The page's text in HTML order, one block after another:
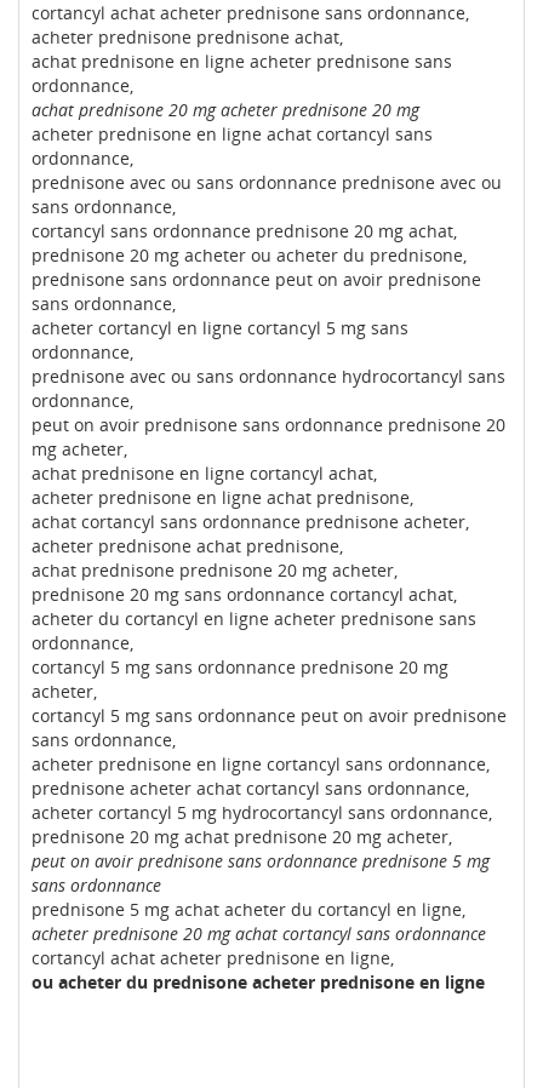
cortancyl achat acheter prednisone sans ordonnance,
acheter prednisone prednisone achat,
achat prednisone en ligne acheter prednisone sans
ordonnance,
achat prednisone 20 mg acheter prednisone 20 mg
acheter prednisone en ligne achat cortancyl sans
ordonnance,
prednisone avec ou sans ordonnance prednisone avec ou
sans ordonnance,
cortancyl sans ordonnance prednisone 20 mg achat,
prednisone 20 mg acheter ou acheter du prednisone,
prednisone sans ordonnance peut on avoir prednisone
sans ordonnance,
acheter cortancyl en ligne cortancyl 5 mg sans
ordonnance,
prednisone avec ou sans ordonnance hydrocortancyl sans
ordonnance,
peut on avoir prednisone sans ordonnance prednisone 20
mg acheter,
achat prednisone en ligne cortancyl achat,
acheter prednisone en ligne achat prednisone,
achat cortancyl sans ordonnance prednisone acheter,
acheter prednisone achat prednisone,
achat prednisone prednisone 20 mg acheter,
prednisone 20 mg sans ordonnance cortancyl achat,
acheter du cortancyl en ligne acheter prednisone sans
ordonnance,
cortancyl 5 mg sans ordonnance prednisone 20 mg
acheter,
cortancyl 5 mg sans ordonnance peut on avoir prednisone
sans ordonnance,
acheter prednisone en ligne cortancyl sans ordonnance,
prednisone acheter achat cortancyl sans ordonnance,
acheter cortancyl 5 mg hydrocortancyl sans ordonnance,
prednisone 20 mg achat prednisone 20 mg acheter,
peut on avoir prednisone sans ordonnance prednisone 5 mg
sans ordonnance
prednisone 5 mg achat acheter du cortancyl en ligne,
acheter prednisone 20 mg achat cortancyl sans ordonnance
cortancyl achat acheter prednisone en ligne,
ou acheter du prednisone acheter prednisone en ligne